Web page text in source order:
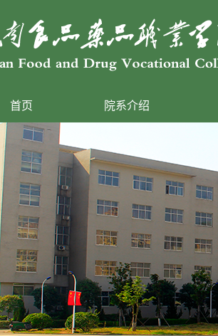
首页 院系介绍